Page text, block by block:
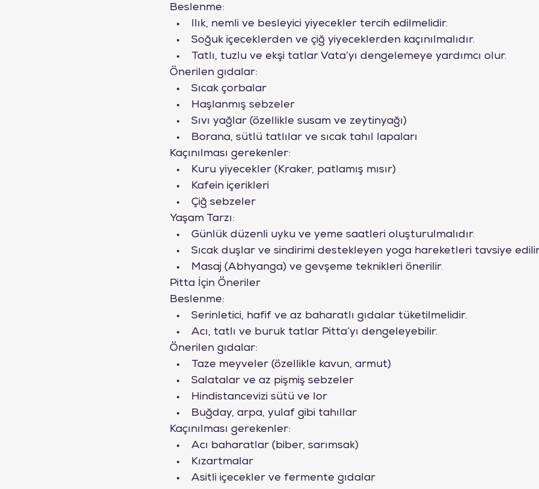
Beslenme:
Ilık, nemli ve besleyici yiyecekler tercih edilmelidir.
Soğuk içeceklerden ve çiğ yiyeceklerden kaçınılmalıdır.
Tatlı, tuzlu ve ekşi tatlar Vata’yı dengelemeye yardımcı olur.
Önerilen gıdalar:
Sıcak çorbalar
Haşlanmış sebzeler
Sıvı yağlar (özellikle susam ve zeytinyağı)
Borana, sütlü tatlılar ve sıcak tahıl lapaları
Kaçınılması gerekenler:
Kuru yiyecekler (Kraker, patlamış mısır)
Kafein içerikleri
Çiğ sebzeler
Yaşam Tarzı:
Günlük düzenli uyku ve yeme saatleri oluşturulmalıdır.
Sıcak duşlar ve sindirimi destekleyen yoga hareketleri tavsiye
Masaj (Abhyanga) ve gevşeme teknikleri önerilir.
Pitta İçin Öneriler
Beslenme:
Serinletici, hafif ve az baharatlı gıdalar tüketilmelidir.
Acı, tatlı ve buruk tatlar Pitta’yı dengeleyebilir.
Önerilen gıdalar:
Taze meyveler (özellikle kavun, armut)
Salatalar ve az pişmiş sebzeler
Hindistancevizi sütü ve lor
Buğday, arpa, yulaf gibi tahıllar
Kaçınılması gerekenler:
Acı baharatlar (biber, sarımsak)
Kızartmalar
Asitli içecekler ve fermente gıdalar